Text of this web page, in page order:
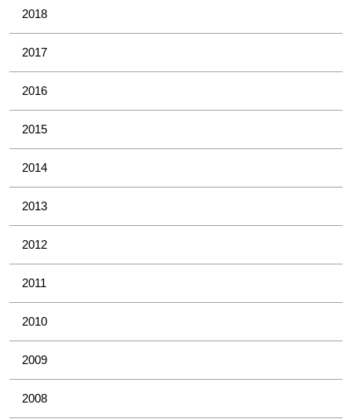
2018
2017
2016
2015
2014
2013
2012
2011
2010
2009
2008